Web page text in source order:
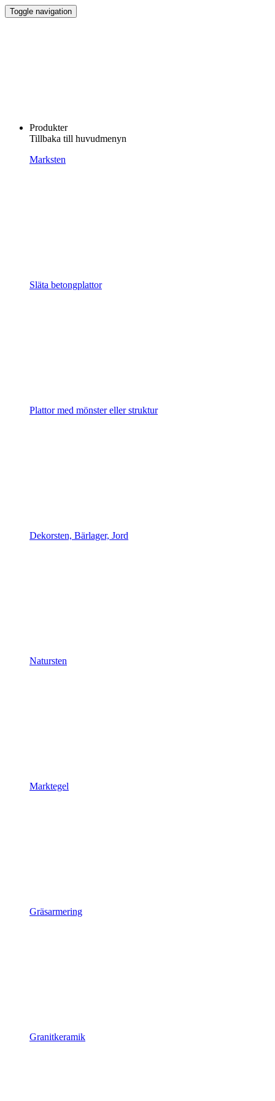
Toggle navigation
Produkter
Tillbaka till huvudmenyn
Marksten
Släta betongplattor
Plattor med mönster eller struktur
Dekorsten, Bärlager, Jord
Natursten
Marktegel
Gräsarmering
Granitkeramik